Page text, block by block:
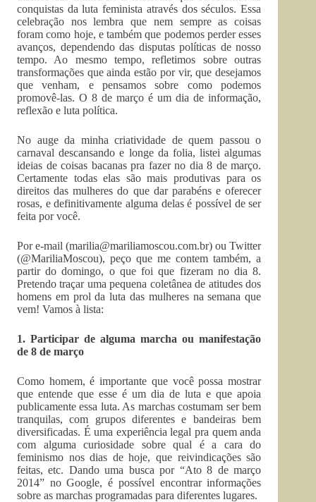
conquistas da luta feminista através dos séculos. Essa
celebração nos lembra que nem sempre as coisas
foram como hoje, e também que podemos perder esses
avanços, dependendo das disputas políticas de nosso
tempo. Ao mesmo tempo, refletimos sobre outras
transformações que ainda estão por vir, que desejamos
que venham, e pensamos sobre como podemos
promovê-las. O 8 de março é um dia de informação,
reflexão e luta política.
No auge da minha criatividade de quem passou o
carnaval descansando e longe da folia, listei algumas
ideias de coisas bacanas pra fazer no dia 8 de março.
Certamente todas elas são mais produtivas para os
direitos das mulheres do que dar parabéns e oferecer
rosas, e definitivamente alguma delas é possível de ser
feita por você.
Por e-mail (marilia@mariliamoscou.com.br) ou Twitter
(@MariliaMoscou), peço que me contem também, a
partir do domingo, o que foi que fizeram no dia 8.
Pretendo traçar uma pequena coletânea de atitudes dos
homens em prol da luta das mulheres na semana que
vem! Vamos à lista:
1. Participar de alguma marcha ou manifestação
de 8 de março
Como homem, é importante que você possa mostrar
que entende que esse é um dia de luta e que apoia
publicamente essa luta. As marchas costumam ser bem
tranquilas, com grupos diferentes e bandeiras bem
diversificadas. É uma experiência legal pra quem anda
com alguma curiosidade sobre qual é a cara do
feminismo nos dias de hoje, que reivindicações são
feitas, etc. Dando uma busca por “Ato 8 de março
2014” no Google, é possível encontrar informações
sobre as marchas programadas para diferentes lugares.